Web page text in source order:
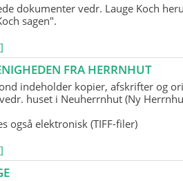
dokumenter vedr. Lauge Koch
sagen".
FRA HERRNHUT
indeholder kopier, afskrifter og
huset i Neuherrnhut (Ny
også elektronisk (TIFF-filer)